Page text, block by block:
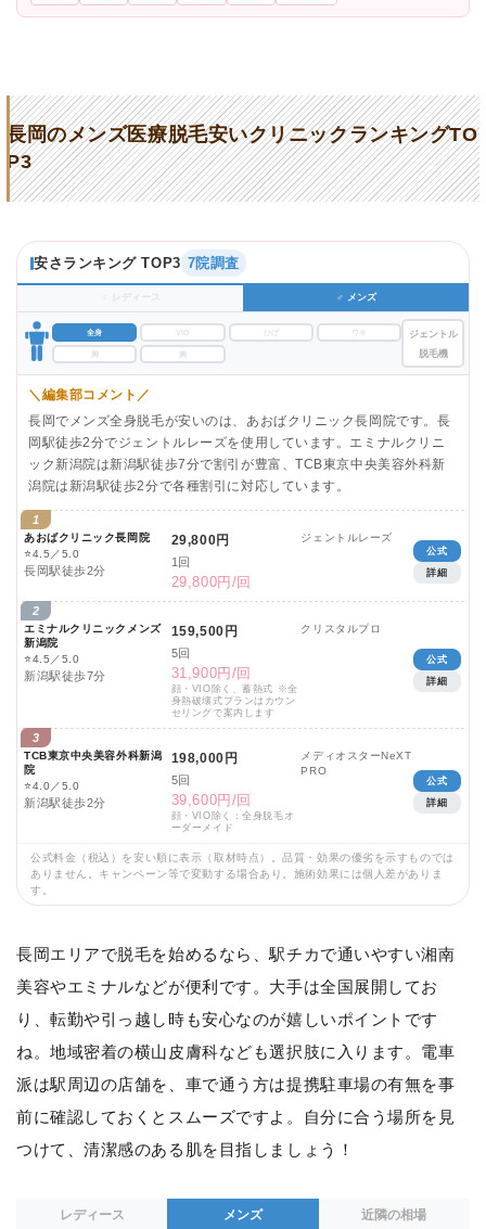
長岡のメンズ医療脱毛安いクリニックランキングTO
P3
安さランキング TOP3 7院調査
♀ レディース ♂ メンズ
全身 VIO ひげ ワキ
脚
ジェントル
脱毛機
＼編集部コメント／
長岡でメンズ全身脱毛が安いのは、あおばクリニック長岡院です。長
岡駅徒歩2分でジェントルレーズを使用しています。エミナルクリニ
ック新潟院は新潟駅徒歩7分で割引が豊富、TCB東京中央美容外科新
潟院は新潟駅徒歩2分で各種割引に対応しています。
1
あおばクリニック長岡院
⭐4.5／5.0
長岡駅徒歩2分
29,800円
1回
29,800円/回
ジェントルレーズ
公式
詳細
2
エミナルクリニックメンズ
新潟院
⭐4.5／5.0
新潟駅徒歩7分
159,500円
5回
31,900円/回
顔・VIO除く、蓄熱式 ※全
身熱破壊式プランはカウン
セリングで案内します
クリスタルプロ
公式
詳細
3
TCB東京中央美容外科新潟
院
⭐4.0／5.0
新潟駅徒歩2分
198,000円
5回
39,600円/回
顔・VIO除く：全身脱毛オ
ーダーメイド
メディオスターNeXT
PRO
公式
詳細
公式料金（税込）を安い順に表示（取材時点）。品質・効果の優劣を示すものでは
ありません。キャンペーン等で変動する場合あり。施術効果には個人差がありま
す。
長岡エリアで脱毛を始めるなら、駅チカで通いやすい湘南
美容やエミナルなどが便利です。大手は全国展開してお
り、転勤や引っ越し時も安心なのが嬉しいポイントです
ね。地域密着の横山皮膚科なども選択肢に入ります。電車
派は駅周辺の店舗を、車で通う方は提携駐車場の有無を事
前に確認しておくとスムーズですよ。自分に合う場所を見
つけて、清潔感のある肌を目指しましょう！
レディース メンズ 近隣の相場